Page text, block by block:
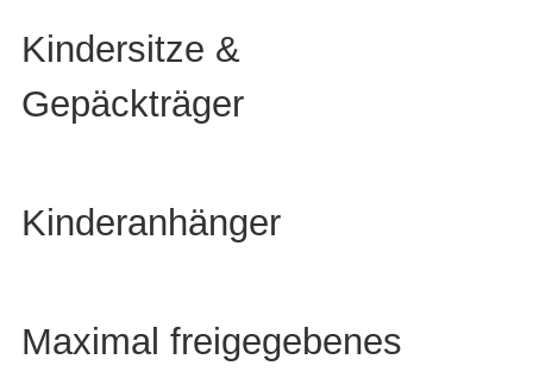
Kindersitze &
Gepäckträger
Kinderanhänger
Maximal freigegebenes